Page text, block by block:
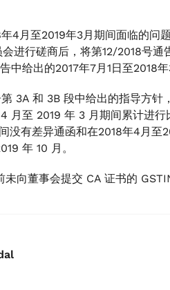
4月至2019年3月期间面临的问
进行磋商后，将第12/2018号
中给出的2017年7月1日至2018
3A 和 3B 段中给出的指导方
月至 2019 年 3 月期间累计进
没有差异通函和在2018年4月
年 10 月。
未向董事会提交 CA 证书的